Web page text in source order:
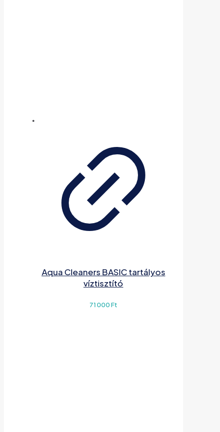
Aqua Cleaners BASIC tartályos
víztisztító
71 000Ft